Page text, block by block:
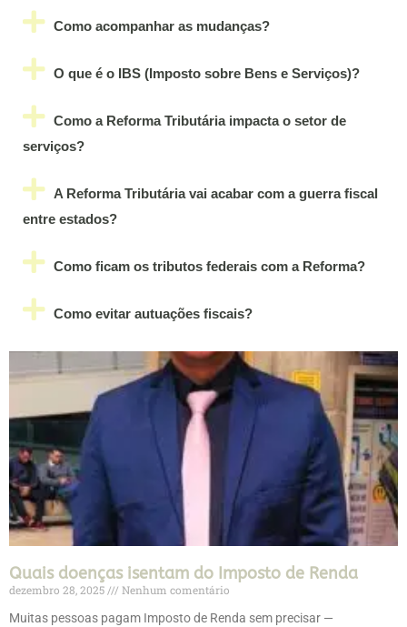
Como acompanhar as mudanças?
O que é o IBS (Imposto sobre Bens e Serviços)?
Como a Reforma Tributária impacta o setor de
serviços?
A Reforma Tributária vai acabar com a guerra fiscal
entre estados?
Como ficam os tributos federais com a Reforma?
Como evitar autuações fiscais?
Quais doenças isentam do Imposto de Renda
dezembro 28, 2025
Nenhum comentário
Muitas pessoas pagam Imposto de Renda sem precisar —